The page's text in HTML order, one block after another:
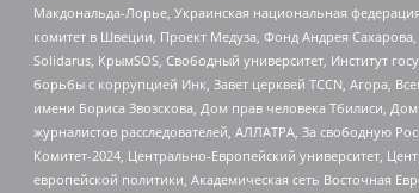
Макдональда-Лорье, Украинская национальная
комитет в Швеции, Проект Медуза, Фонд Андрея
Solidarus, КрымSOS, Свободный университет, Институт
борьбы с коррупцией Инк, Завет церквей TCCN, Агора,
имени Бориса Звозскова, Дом прав человека Тбилиси,
журналистов расследователей, АЛЛАТРА, За свободную
Комитет-2024, Центрально-Европейский университет,
европейской политики, Академическая сеть Восточная